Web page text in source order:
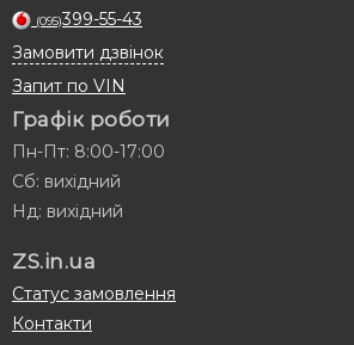
(095)399-55-43
Замовити дзвінок
Запит по VIN
Графік роботи
Пн-Пт: 8:00-17:00
Сб: вихідний
Нд: вихідний
ZS.in.ua
Статус замовлення
Контакти